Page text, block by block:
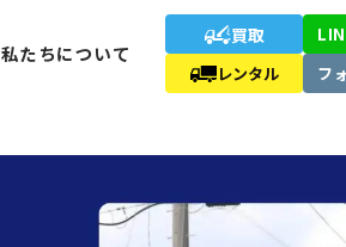
私たちについて
買取
レンタル
フ